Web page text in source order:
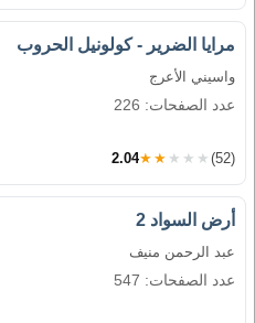
مرايا الضرير - كولونيل الحروب
واسيني الأعرج
عدد الصفحات: 226
2.04★★★★★ (52)
أرض السواد 2
عبد الرحمن منيف
عدد الصفحات: 547